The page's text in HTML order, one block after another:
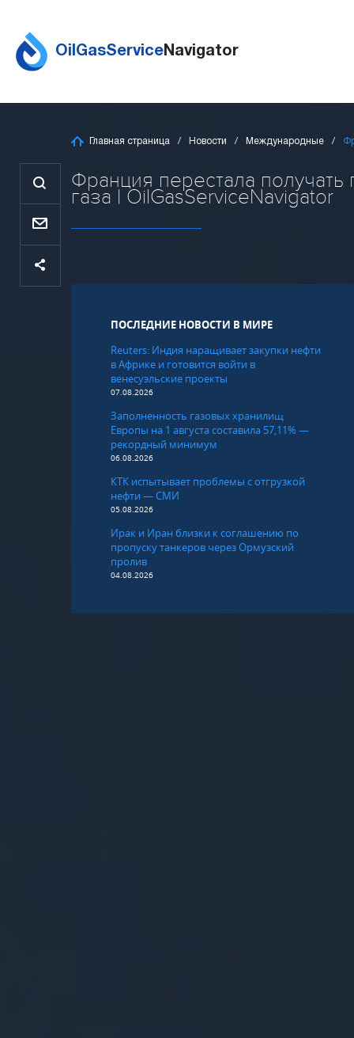
OilGasServiceNavigator
Главная страница Новости Международные
Франция перестала
газа | OilGasServiceNavigator
ПОСЛЕДНИЕ НОВОСТИ В МИРЕ
Reuters: Индия наращивает закупки нефти
в Африке и готовится войти в
венесуэльские проекты
07.08.2026
Заполненность газовых хранилищ
Европы на 1 августа составила 57,11% —
рекордный минимум
06.08.2026
КТК испытывает проблемы с отгрузкой
нефти — СМИ
05.08.2026
Ирак и Иран близки к соглашению по
пропуску танкеров через Ормузский
пролив
04.08.2026